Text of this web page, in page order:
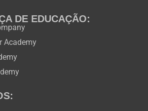
DE EDUCAÇÃO:
Academy